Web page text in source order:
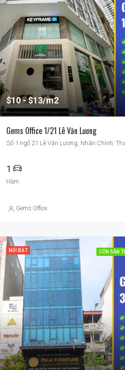
$10 $13/m2
Gems Office 1/21 Lê Văn Lương
Số 1 ngõ 21 Lê Văn Lương, Nhân Chính,
1
Hầm
Gems Office
NỔI BẬT CÒN SÀN